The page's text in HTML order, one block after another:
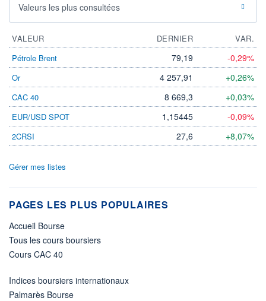
Valeurs les plus consultées
VALEUR DERNIER
VAR.
Pétrole Brent
79,19 -0,29%
Or 4 257,91 +0,26%
CAC 40 8 669,3 +0,03%
EUR/USD SPOT 1,15445 -0,09%
2CRSI 27,6 +8,07%
Gérer mes listes
PAGES LES PLUS POPULAIRES
Accueil Bourse
Tous les cours boursiers
Cours CAC 40
Indices boursiers internationaux
Palmarès Bourse